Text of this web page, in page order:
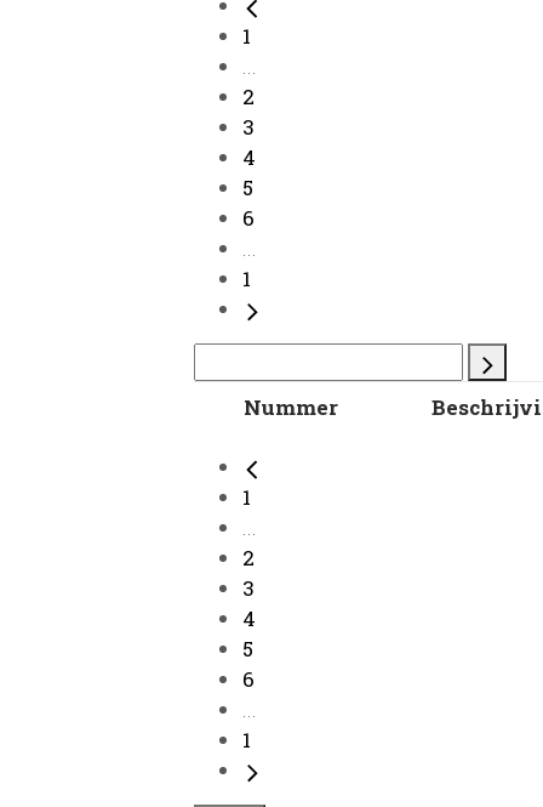
1
...
2
3
4
5
6
...
1
Nummer
1
...
2
3
4
5
6
...
1